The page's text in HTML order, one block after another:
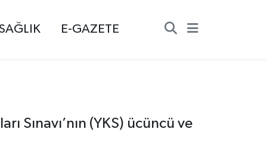
E-GAZETE
Sınavı’nın (YKS) ücüncü ve